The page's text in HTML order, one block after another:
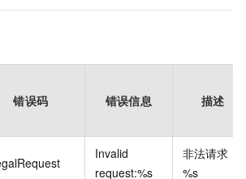
错误码 错误信息 描述
Invalid
request:%s
非法请求：
%s